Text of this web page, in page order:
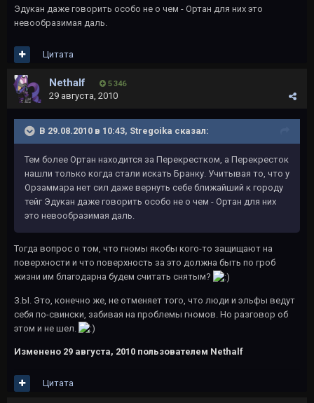
Эдукан даже говорить особо не о чем - Ортан для них это
невообразимая даль.
Цитата
Nethalf 5 346
29 августа, 2010
В 29.08.2010 в 10:43, Stregoika сказал:
Тем более Ортан находится за Перекрестком, а Перекресток
нашли только когда стали искать Бранку. Учитывая то, что у
Орзаммара нет сил даже вернуть себе ближайший к городу
тейг Эдукан даже говорить особо не о чем - Ортан для них
это невообразимая даль.
Тогда вопрос о том, что гномы якобы кого-то защищают на
поверхности и что поверхность за это должна быть по гроб
жизни им благодарна будем считать снятым?
З.Ы. Это, конечно же, не отменяет того, что люди и эльфы ведут
себя по-свински, забивая на проблемы гномов. Но разговор об
этом и не шел.
Изменено 29 августа, 2010 пользователем Nethalf
Цитата